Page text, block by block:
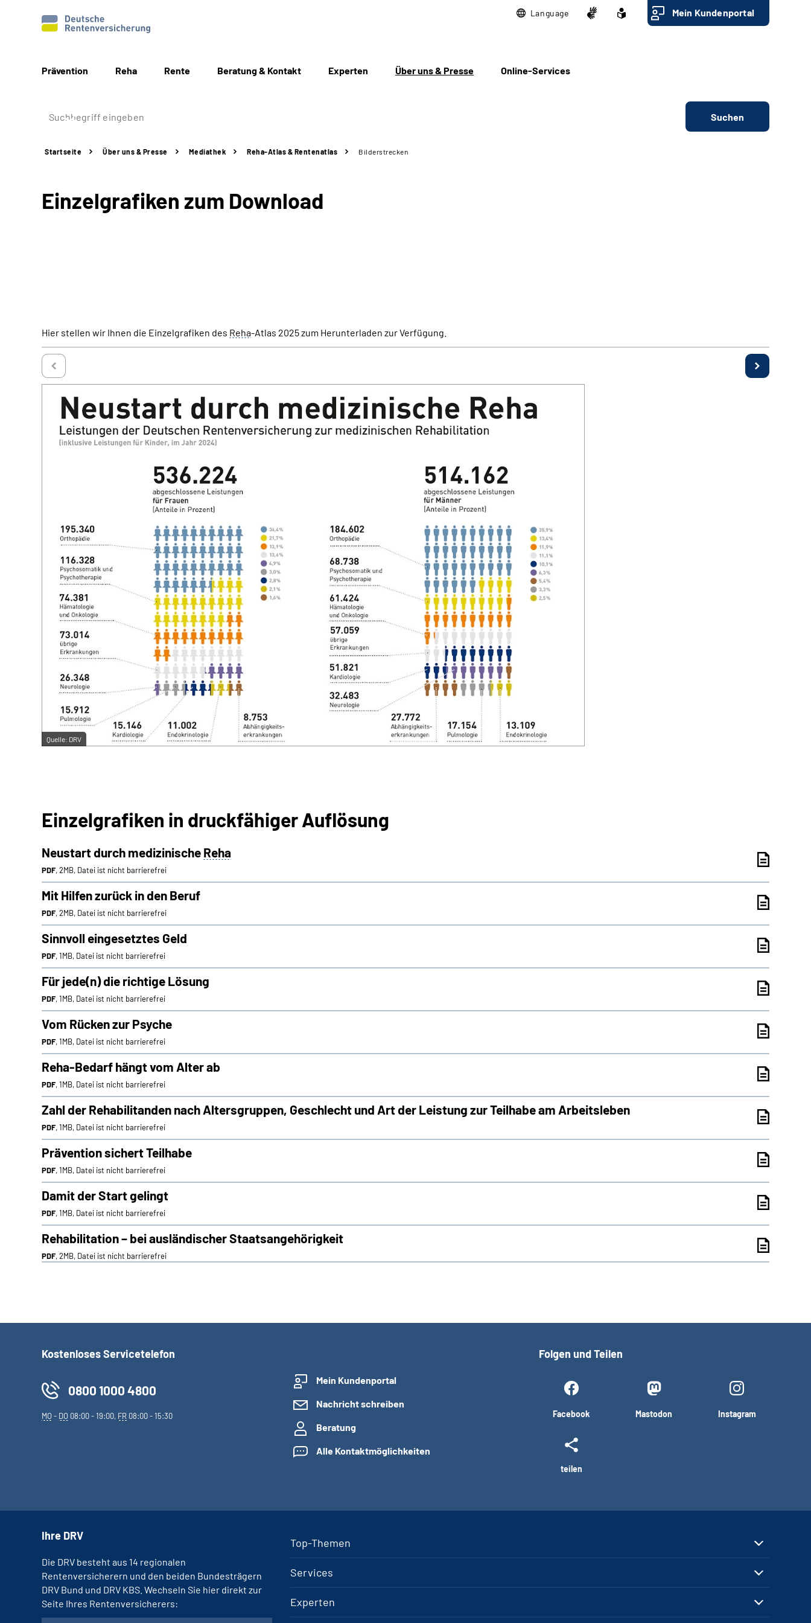
Language Mein Kundenportal
Prävention Reha Rente Beratung & Kontakt Experten Über uns & Presse Online-Services
Suchen
Startseite Über uns & Presse Mediathek Reha-Atlas & Rentenatlas Bilderstrecken
Einzelgrafiken zum Download
Hier stellen wir Ihnen die Einzelgrafiken des Reha-Atlas 2025 zum Herunterladen zur Verfügung.
Quelle: DRV
Einzelgrafiken in druckfähiger Auflösung
Neustart durch medizinische Reha
PDF, 2MB, Datei ist nicht barrierefrei
Mit Hilfen zurück in den Beruf
PDF, 2MB, Datei ist nicht barrierefrei
Sinnvoll eingesetztes Geld
PDF, 1MB, Datei ist nicht barrierefrei
Für jede(n) die richtige Lösung
PDF, 1MB, Datei ist nicht barrierefrei
Vom Rücken zur Psyche
PDF, 1MB, Datei ist nicht barrierefrei
Reha-Bedarf hängt vom Alter ab
PDF, 1MB, Datei ist nicht barrierefrei
Zahl der Rehabilitanden nach Altersgruppen, Geschlecht und Art der Leistung zur Teilhabe am Arbeitsleben
PDF, 1MB, Datei ist nicht barrierefrei
Prävention sichert Teilhabe
PDF, 1MB, Datei ist nicht barrierefrei
Damit der Start gelingt
PDF, 1MB, Datei ist nicht barrierefrei
Rehabilitation – bei ausländischer Staatsangehörigkeit
PDF, 2MB, Datei ist nicht barrierefrei
Kostenloses Servicetelefon
0800 1000 4800
MO- DO 08:00 - 19:00, FR 08:00 - 15:30
Mein Kundenportal
Nachricht schreiben
Beratung
Alle Kontaktmöglichkeiten
Folgen und Teilen
Facebook Mastodon Instagram
teilen
Top-Themen
Services
Experten
Ihre DRV
Die DRV besteht aus 14 regionalen
Rentenversicherern und den beiden Bundesträgern
DRV Bund und DRV KBS. Wechseln Sie hier direkt zur
Seite Ihres Rentenversicherers: